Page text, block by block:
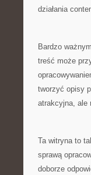
działania
Bardzo
treść może
tworzyć opisy
atrakcyjna, ale
Ta witryna to
sprawą
doborze